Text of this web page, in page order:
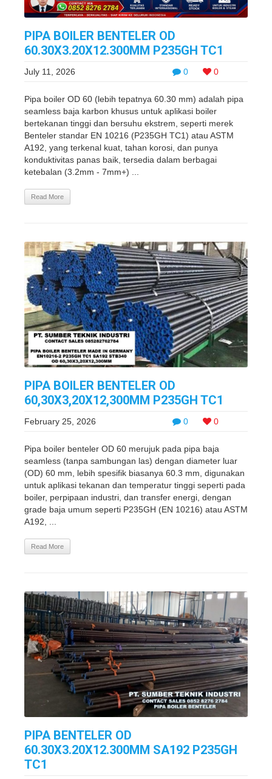
PIPA BOILER BENTELER OD
60.30X3.20X12.300MM P235GH TC1
0 0
July 11, 2026
Pipa boiler OD 60 (lebih tepatnya 60.30 mm) adalah pipa
seamless baja karbon khusus untuk aplikasi boiler
bertekanan tinggi dan bersuhu ekstrem, seperti merek
Benteler standar EN 10216 (P235GH TC1) atau ASTM
A192, yang terkenal kuat, tahan korosi, dan punya
konduktivitas panas baik, tersedia dalam berbagai
ketebalan (3.2mm - 7mm+) ...
Read More
PIPA BOILER BENTELER OD
60,30X3,20X12,300MM P235GH TC1
0 0
February 25, 2026
Pipa boiler benteler OD 60 merujuk pada pipa baja
seamless (tanpa sambungan las) dengan diameter luar
(OD) 60 mm, lebih spesifik biasanya 60.3 mm, digunakan
untuk aplikasi tekanan dan temperatur tinggi seperti pada
boiler, perpipaan industri, dan transfer energi, dengan
grade baja umum seperti P235GH (EN 10216) atau ASTM
A192, ...
Read More
PIPA BENTELER OD
60.30X3.20X12.300MM SA192 P235GH
TC1